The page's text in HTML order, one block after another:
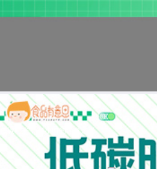
低碳时光，24小时的绿色选择